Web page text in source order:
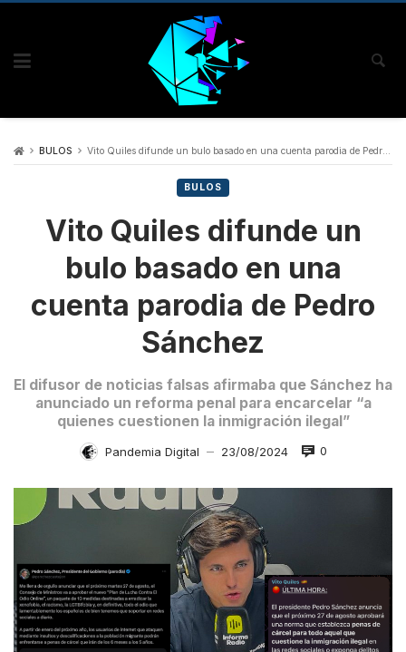
BULOS Vito Quiles difunde un bulo basado en una cuenta parodia de Pedro Sánchez
BULOS
Vito Quiles difunde un
bulo basado en una
cuenta parodia de Pedro
Sánchez
El difusor de noticias falsas afirmaba que Sánchez ha
anunciado un reforma penal para encarcelar “a
quienes cuestionen la inmigración ilegal”
Pandemia Digital — 23/08/2024 0